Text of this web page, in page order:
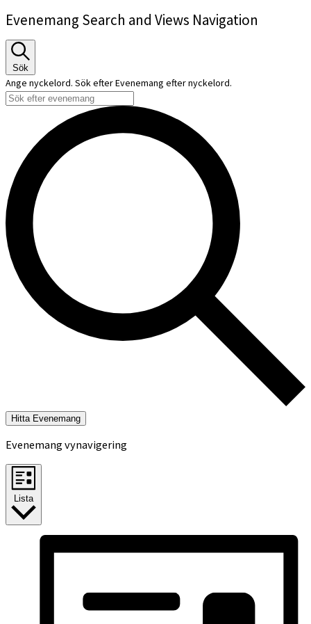
Evenemang Search and Views Navigation
Sök
Ange nyckelord. Sök efter Evenemang efter nyckelord.
Hitta Evenemang
Evenemang vynavigering
Lista